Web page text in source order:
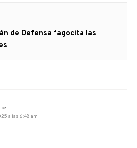
de Defensa fagocita las
a las 6:48 am